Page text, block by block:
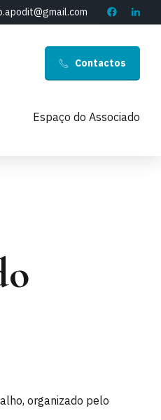
Contactos
Espaço do Associado
organizado pelo